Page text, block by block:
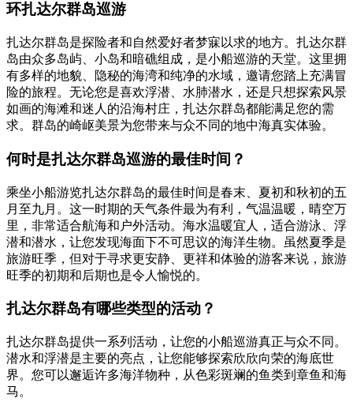
环扎达尔群岛巡游
扎达尔群岛是探险者和自然爱好者梦寐以求的地方。扎达尔群
岛由众多岛屿、小岛和暗礁组成，是小船巡游的天堂。这里拥
有多样的地貌、隐秘的海湾和纯净的水域，邀请您踏上充满冒
险的旅程。无论您是喜欢浮潜、水肺潜水，还是只想探索风景
如画的海滩和迷人的沿海村庄，扎达尔群岛都能满足您的需
求。群岛的崎岖美景为您带来与众不同的地中海真实体验。
何时是扎达尔群岛巡游的最佳时间？
乘坐小船游览扎达尔群岛的最佳时间是春末、夏初和秋初的五
月至九月。这一时期的天气条件最为有利，气温温暖，晴空万
里，非常适合航海和户外活动。海水温暖宜人，适合游泳、浮
潜和潜水，让您发现海面下不可思议的海洋生物。虽然夏季是
旅游旺季，但对于寻求更安静、更祥和体验的游客来说，旅游
旺季的初期和后期也是令人愉悦的。
扎达尔群岛有哪些类型的活动？
扎达尔群岛提供一系列活动，让您的小船巡游真正与众不同。
潜水和浮潜是主要的亮点，让您能够探索欣欣向荣的海底世
界。您可以邂逅许多海洋物种，从色彩斑斓的鱼类到章鱼和海
马。